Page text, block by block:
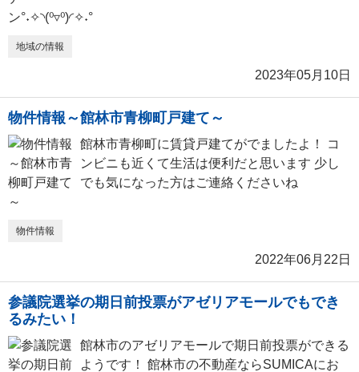
地域の情報
2023年05月10日
物件情報～館林市青柳町戸建て～
館林市青柳町に賃貸戸建てがでましたよ！ コ
ンビニも近くて生活は便利だと思います 少し
でも気になった方はご連絡くださいね
物件情報
2022年06月22日
参議院選挙の期日前投票がアゼリアモールでもでき
るみたい！
館林市のアゼリアモールで期日前投票ができる
ようです！ 館林市の不動産ならSUMICAにお